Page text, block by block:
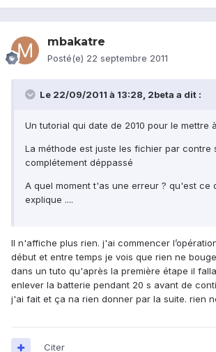
mbakatre
Posté(e) 22 septembre 2011
Le 22/09/2011 à 13:28, 2beta a dit :
Un tutorial qui date de 2010 pour le mettre
La méthode est juste les fichier par contre
complétement déppassé
A quel moment t'as une erreur ? qu'est ce
explique ....
Il n'affiche plus rien. j'ai commencer
début et entre temps je vois que rien ne
dans un tuto qu'après la première étape il
enlever la batterie pendant 20 s avant de
j'ai fait et ça na rien donner par la suite. rien
Citer